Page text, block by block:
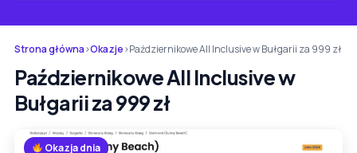
Strona główna›Okazje›Październikowe All Inclusive w Bułgarii za 999 zł
Październikowe All Inclusive w
Bułgarii za 999 zł
Okazja dnia